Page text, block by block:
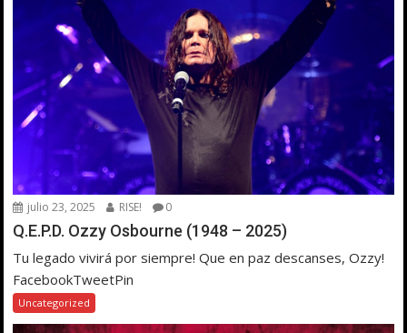
julio 23, 2025 RISE! 0
Q.E.P.D. Ozzy Osbourne (1948 – 2025)
Tu legado vivirá por siempre! Que en paz descanses, Ozzy!
FacebookTweetPin
Uncategorized